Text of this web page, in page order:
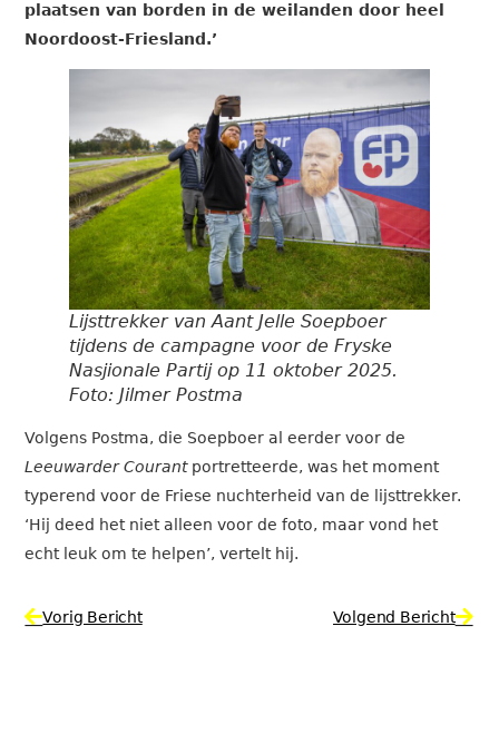
plaatsen van borden in de weilanden door heel
Noordoost-Friesland.’
Lijsttrekker van Aant Jelle Soepboer
tijdens de campagne voor de Fryske
Nasjionale Partij op 11 oktober 2025.
Foto: Jilmer Postma
Volgens Postma, die Soepboer al eerder voor de
Leeuwarder Courantportretteerde, was het moment
typerend voor de Friese nuchterheid van de lijsttrekker.
‘Hij deed het niet alleen voor de foto, maar vond het
echt leuk om te helpen’, vertelt hij.
Vorig Bericht Volgend Bericht